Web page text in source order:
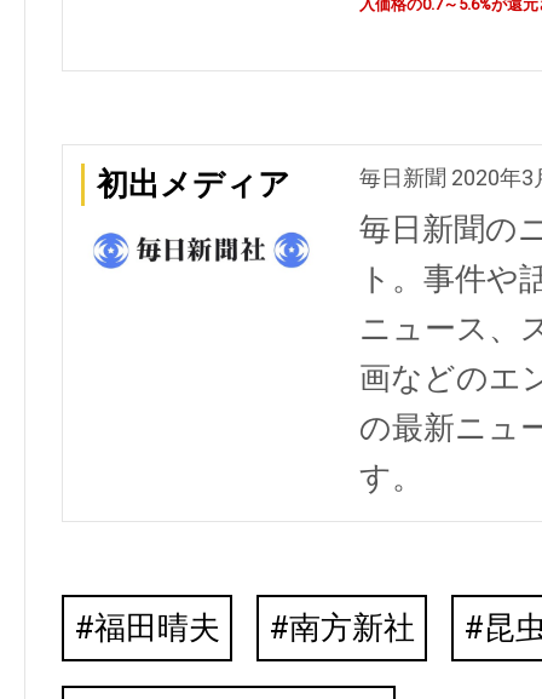
入価格の0.7～5.6%が還
初出メディア 毎日新聞 2020年3
毎日新聞の
ト。事件や
ニュース、
画などのエ
の最新ニュ
す。
福田晴夫 南方新社 昆